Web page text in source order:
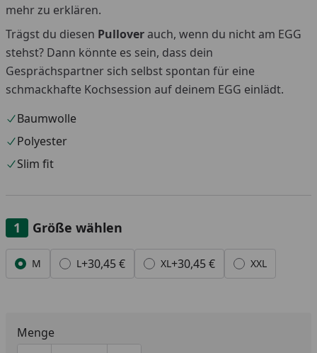
mehr zu erklären.
Trägst du diesen Pulloverauch, wenn du nicht am EGG
stehst? Dann könnte es sein, dass dein
Gesprächspartner sich selbst spontan für eine
schmackhafte Kochsession auf deinem EGG einlädt.
Baumwolle
Polyester
Slim fit
Größe wählen
Alle anzeigen (4)
M L+30,45 € XL+30,45 € XXL
Menge